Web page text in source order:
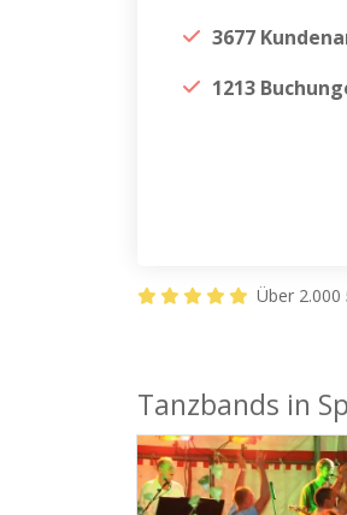
3677
1213
Über 2.000
Tanzbands in